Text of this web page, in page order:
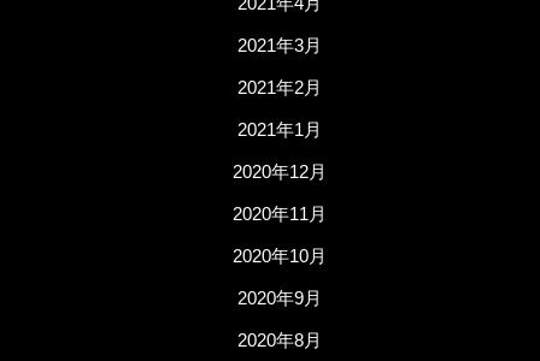
2021年3月
2021年2月
2021年1月
2020年12月
2020年11月
2020年10月
2020年9月
2020年8月